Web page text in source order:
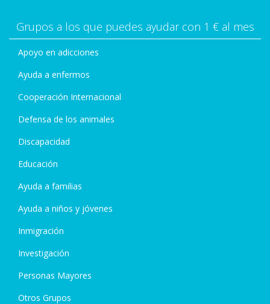
Grupos a los que puedes ayudar con 1 € al mes
Apoyo en adicciones
Ayuda a enfermos
Cooperación Internacional
Defensa de los animales
Discapacidad
Educación
Ayuda a familias
Ayuda a niños y jóvenes
Inmigración
Investigación
Personas Mayores
Otros Grupos